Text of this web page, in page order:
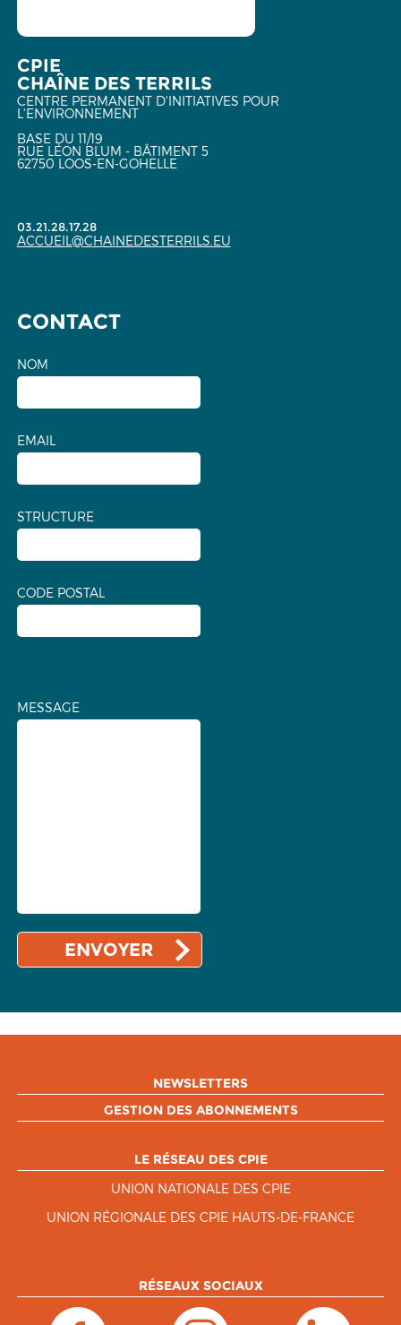
CPIE
CHAÎNE DES TERRILS
CENTRE PERMANENT D'INITIATIVES POUR
L'ENVIRONNEMENT
BASE DU 11/19
RUE LÉON BLUM - BÂTIMENT 5
62750 LOOS-EN-GOHELLE
03.21.28.17.28
ACCUEIL@CHAINEDESTERRILS.EU
CONTACT
NOM
EMAIL
STRUCTURE
CODE POSTAL
MESSAGE
NEWSLETTERS
GESTION DES ABONNEMENTS
LE RÉSEAU DES CPIE
UNION NATIONALE DES CPIE
UNION RÉGIONALE DES CPIE HAUTS-DE-FRANCE
RÉSEAUX SOCIAUX